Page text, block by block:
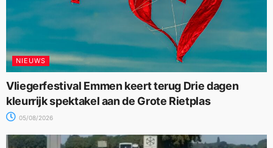
NIEUWS
Vliegerfestival Emmen keert terug Drie dagen
kleurrijk spektakel aan de Grote Rietplas
05/08/2026